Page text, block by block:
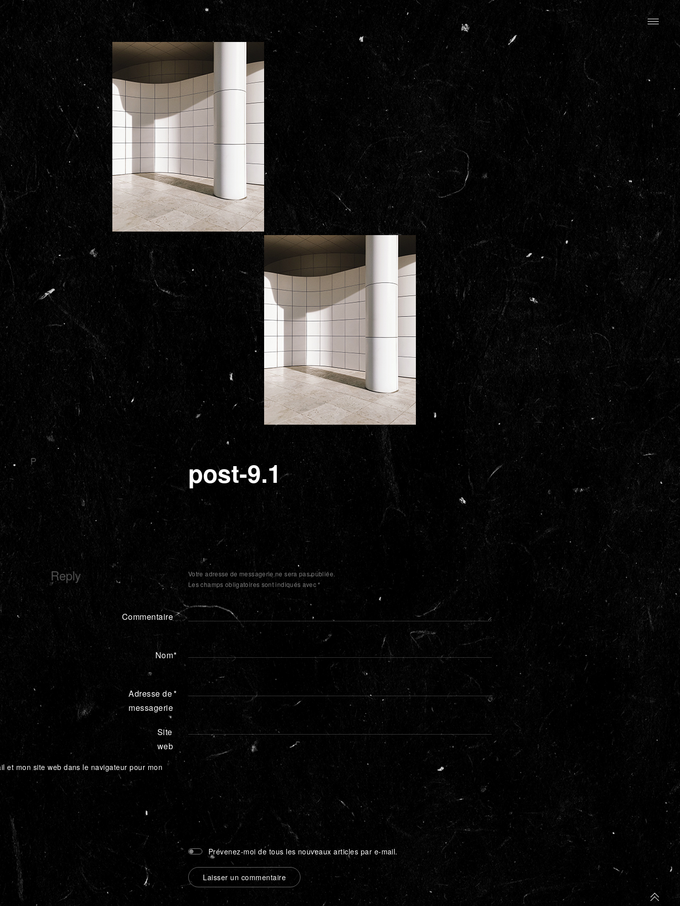
post-9.1
P
Reply
Votre adresse de messagerie ne sera pas publiée.
Les champs obligatoires sont indiqués avec*
Commentaire
Nom*
Adresse de
messagerie
*
Site
web
et mon site web dans le navigateur pour mon
Prévenez-moi de tous les nouveaux articles par e-mail.